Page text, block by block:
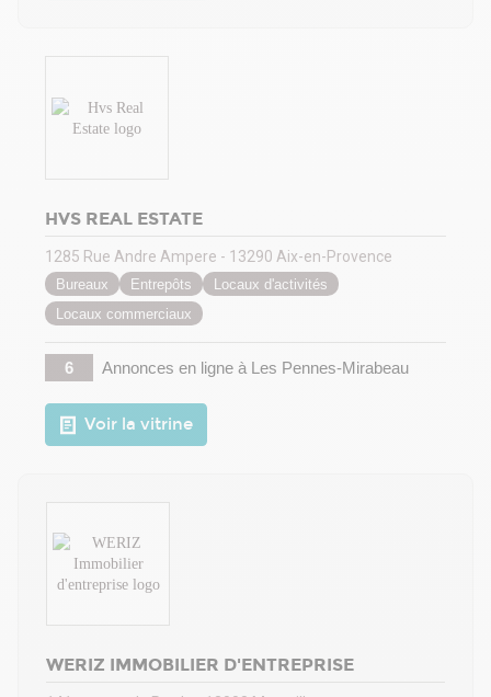
HVS REAL ESTATE
1285 Rue Andre Ampere - 13290 Aix-en-Provence
Bureaux Entrepôts
Locaux d'activités
Locaux commerciaux
6 Annonces en ligneà Les Pennes-Mirabeau
Voir la vitrine
WERIZ IMMOBILIER D'ENTREPRISE